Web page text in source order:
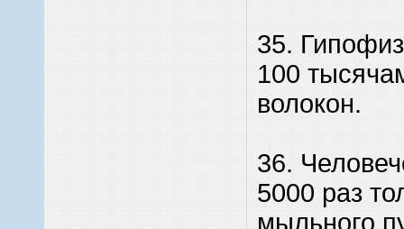
35.
100
волокон.
36.
5000 раз
мыльного